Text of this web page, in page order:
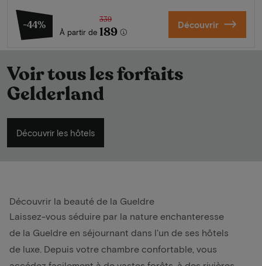
-44%
À partir de
339
189 Découvrir
Voir tous les forfaits
Gelderland
Découvrir les hôtels
Découvrir la beauté de la Gueldre
Laissez-vous séduire par la nature enchanteresse
de la Gueldre en séjournant dans l'un de ses hôtels
de luxe. Depuis votre chambre confortable, vous